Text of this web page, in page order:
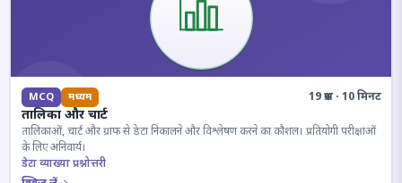
MCQ मध्यम 19 प्रश्न · 10 मिनट
तालिका और चार्ट
तालिकाओं, चार्ट और ग्राफ से डेटा निकालने और विश्लेषण करने का कौशल। प्रतियोगी परीक्षाओं
के लिए अनिवार्य।
डेटा व्याख्या प्रश्नोत्तरी